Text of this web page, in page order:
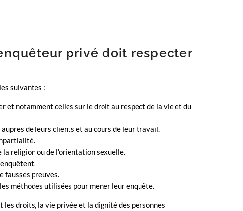
privé doit respecter
suivantes :
et notamment celles sur le droit au respect de la vie et du
de leurs clients et au cours de leur travail.
la religion ou de l’orientation sexuelle.
fausses preuves.
méthodes utilisées pour mener leur enquête.
droits, la vie privée et la dignité des personnes